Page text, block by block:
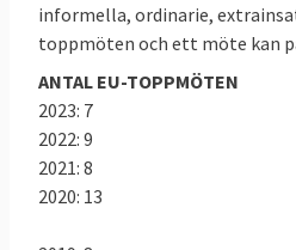
internationell
med främsta uppgift att
mänskliga rättigheterna i
informella, ordinarie,
toppmöten och ett möte kan
ANTAL EU-TOPPMÖTEN
2023: 7
2022: 9
2021: 8
2020: 13